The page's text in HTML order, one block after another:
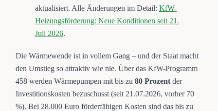
aktualisiert. Alle Änderungen im Detail: KfW-
Heizungsförderung: Neue Konditionen seit 21.
Juli 2026.
Die Wärmewende ist in vollem Gang – und der Staat macht
den Umstieg so attraktiv wie nie. Über das KfW-Programm
458 werden Wärmepumpen mit bis zu 80 Prozent der
Investitionskosten bezuschusst (seit 21.07.2026, vorher 70
%). Bei 28.000 Euro förderfähigen Kosten sind das bis zu